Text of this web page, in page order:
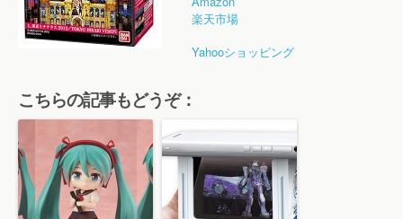
楽天市場
Yahooショッピング
こちらの記事もどうぞ：